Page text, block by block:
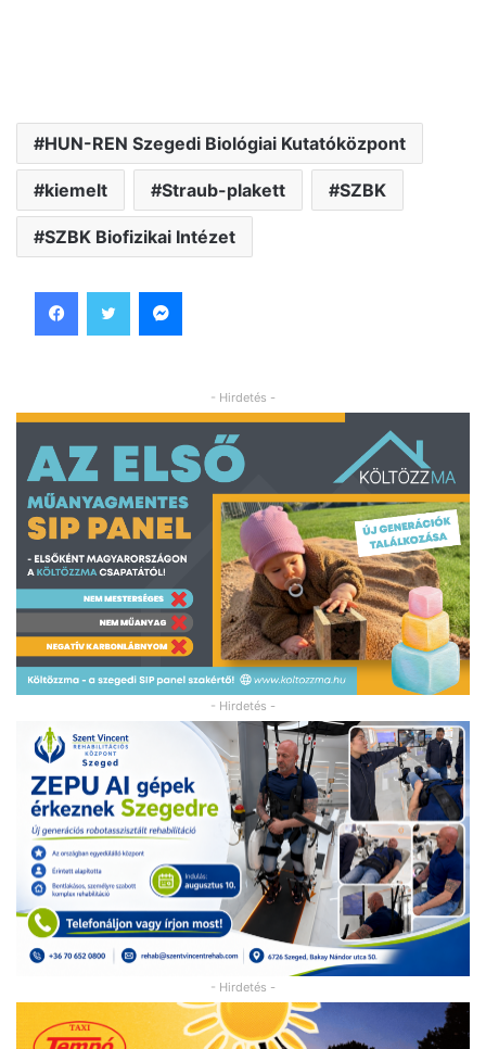
HUN-REN Szegedi Biológiai Kutatóközpont
kiemelt Straub-plakett SZBK
SZBK Biofizikai Intézet
- Hirdetés -
- Hirdetés -
- Hirdetés -